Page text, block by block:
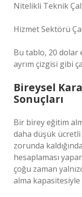
Nitelikli Teknik
Hizmet Sektörü
Bu tablo, 20 dolar
ayrım çizgisi gibi
Bireysel
Sonuçları
Bir birey eğitim
daha düşük
zorunda
hesaplaması
çoğu zaman
alma